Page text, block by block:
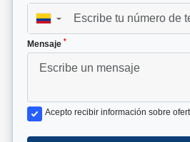
▼
Mensaje *
Acepto recibir información sobre